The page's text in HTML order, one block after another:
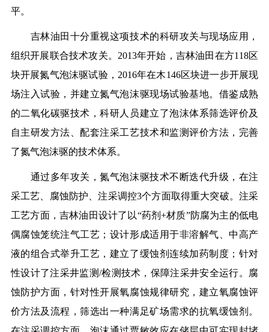
平。
吉林油田十分重视这项技术的科研攻关与现场应用，
组织开展联合技术攻关。2013年开始，吉林油田在方118区
块开展氮气泡沫驱试验，2016年在木146区块进一步开展现
场注入试验，并建立氮气泡沫驱现场试验基地。借鉴成熟
的二氧化碳驱技术，科研人员建立了泡沫体系筛选评价及
自主研发方法、配套注采工艺技术和监测评价方法，完善
了氮气泡沫驱的技术体系。
通过多年攻关，氮气泡沫驱技术不断迭代升级，在注
采工艺、腐蚀防护、注采调控3个方面取得重大突破。注采
工艺方面，吉林油田设计了以“药剂+材质”防腐为主的低电
偶腐蚀笼统注气工艺；设计形成适用于非溶解气、中高产
液的组合式举升工艺，建立了缓蚀剂连续加药制度；针对
性设计了注采井监测/检测技术，保障注采井安全运行。腐
蚀防护方面，针对性开展氧腐蚀规律研究，建立氧腐蚀评
价方法及流程，筛选出一种满足矿场需求的抗氧缓蚀剂。